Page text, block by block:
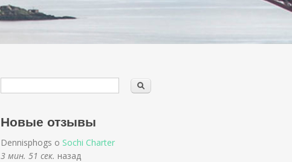
Новые отзывы
Dennisphogs о Sochi Charter
3 мин. 51 сек. назад